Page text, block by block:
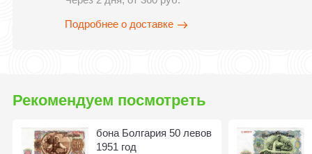
Подробнее о доставке
Рекомендуем посмотреть
бона Болгария 50 левов
1951 год